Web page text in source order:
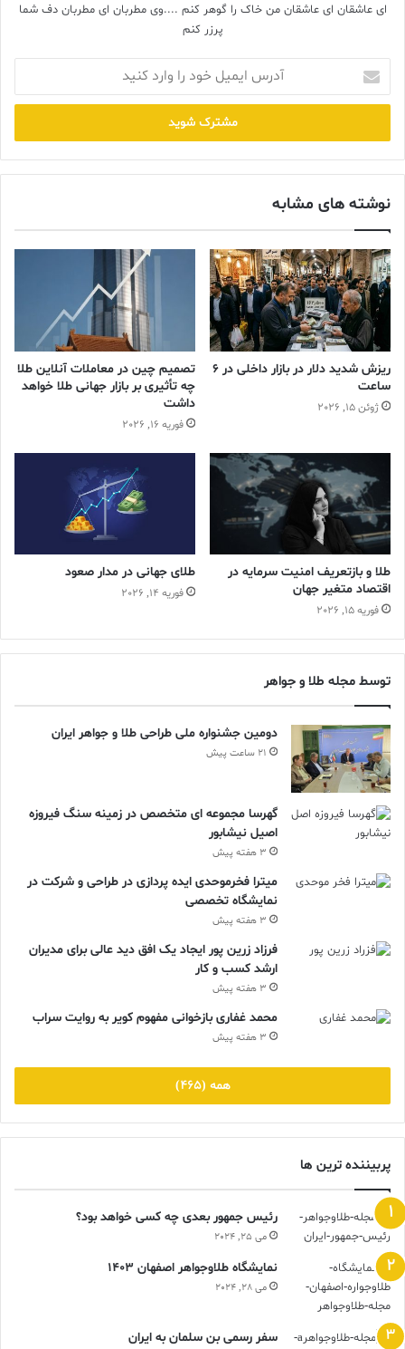
ای عاشقان ای عاشقان من خاک را گوهر کنم ....وی مطربان ای مطربان دف شما
پرزر کنم
ایمیل
خود
وارد
کنید
نوشته های مشابه
ریزش شدید دلار در بازار داخلی در 6
ساعت
ژوئن 15, 2026
تصمیم چین در معاملات آنلاین طلا
چه تأثیری بر بازار جهانی طلا خواهد
داشت
فوریه 16, 2026
طلا و بازتعریف امنیت سرمایه در
اقتصاد متغیر جهان
فوریه 15, 2026
طلای جهانی در مدار صعود
فوریه 14, 2026
توسط مجله طلا و جواهر
دومین جشنواره ملی طراحی طلا و جواهر ایران
21 ساعت پیش
گهرسا مجموعه ای متخصص در زمینه سنگ فیروزه
اصیل نیشابور
3 هفته پیش
میترا فخرموحدی ایده پردازی در طراحی و شرکت در
نمایشگاه تخصصی
3 هفته پیش
فرزاد زرین پور ایجاد یک افق دید عالی برای مدیران
ارشد کسب و کار
3 هفته پیش
محمد غفاری بازخوانی مفهوم کویر به روایت سراب
3 هفته پیش
همه (465)
پربیننده ترین ها
رئیس جمهور بعدی چه کسی خواهد بود؟
می 25, 2024
نمایشگاه طلاوجواهر اصفهان 1403
می 28, 2024
سفر رسمی بن سلمان به ایران